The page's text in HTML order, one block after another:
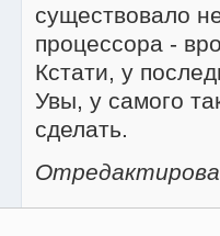
существовало
процессора -
Кстати, у
Увы, у самого
сделать.